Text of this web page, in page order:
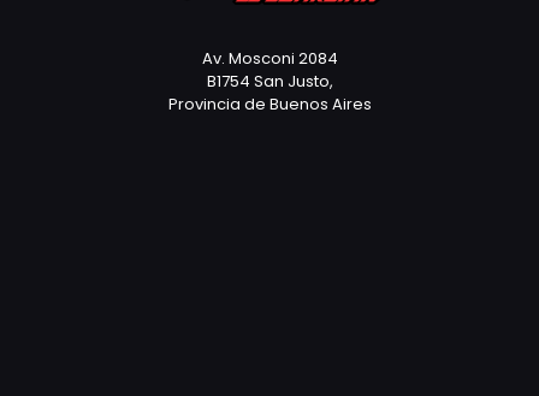
Av. Mosconi 2084
B1754 San Justo,
Provincia de Buenos Aires